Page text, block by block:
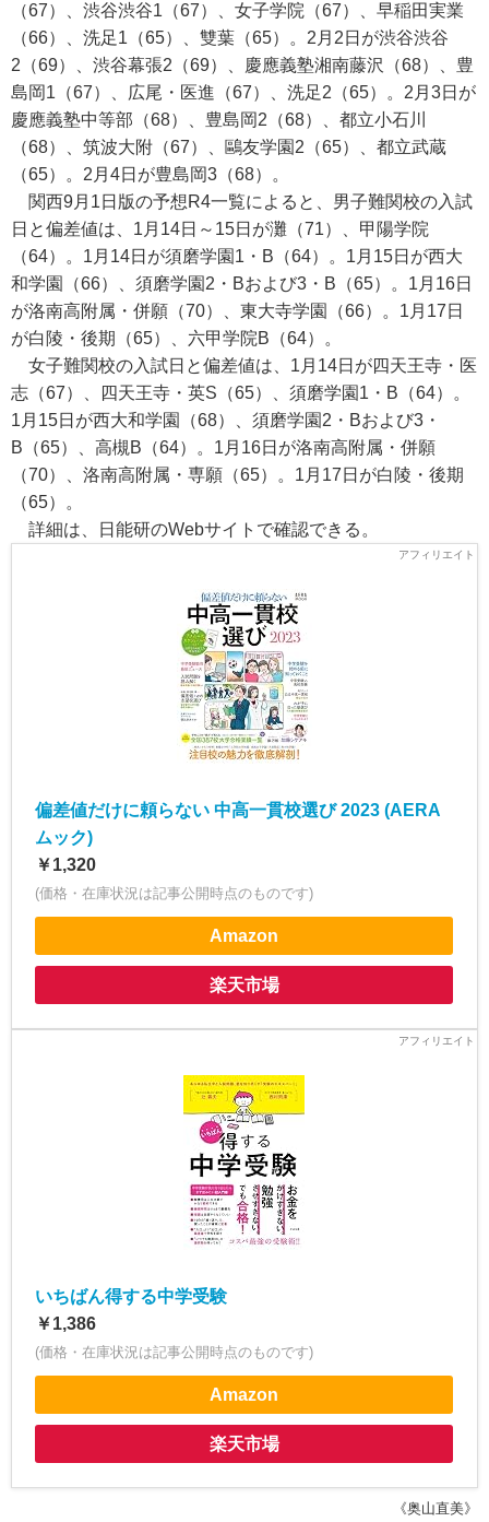
（67）、渋谷渋谷1（67）、女子学院（67）、早稲田実業
（66）、洗足1（65）、雙葉（65）。2月2日が渋谷渋谷
2（69）、渋谷幕張2（69）、慶應義塾湘南藤沢（68）、豊
島岡1（67）、広尾・医進（67）、洗足2（65）。2月3日が
慶應義塾中等部（68）、豊島岡2（68）、都立小石川
（68）、筑波大附（67）、鷗友学園2（65）、都立武蔵
（65）。2月4日が豊島岡3（68）。
関西9月1日版の予想R4一覧によると、男子難関校の入試
日と偏差値は、1月14日～15日が灘（71）、甲陽学院
（64）。1月14日が須磨学園1・B（64）。1月15日が西大
和学園（66）、須磨学園2・Bおよび3・B（65）。1月16日
が洛南高附属・併願（70）、東大寺学園（66）。1月17日
が白陵・後期（65）、六甲学院B（64）。
女子難関校の入試日と偏差値は、1月14日が四天王寺・医
志（67）、四天王寺・英S（65）、須磨学園1・B（64）。
1月15日が西大和学園（68）、須磨学園2・Bおよび3・
B（65）、高槻B（64）。1月16日が洛南高附属・併願
（70）、洛南高附属・専願（65）。1月17日が白陵・後期
（65）。
詳細は、日能研のWebサイトで確認できる。
偏差値だけに頼らない 中高一貫校選び 2023 (AERA
ムック)
￥1,320
(価格・在庫状況は記事公開時点のものです)
Amazon
楽天市場
いちばん得する中学受験
￥1,386
(価格・在庫状況は記事公開時点のものです)
Amazon
楽天市場
《奥山直美》